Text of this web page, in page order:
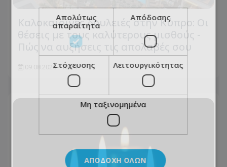
Καλοκαιρινές δουλειές στην Κύπρο: Οι
θέσεις με τους καλύτερους μισθούς -
Πώς να αυξήσεις τις απολαβές σου
09.08.2026 - 10:24
Απολύτως
απαραίτητα
Απόδοσης
Στόχευσης Λειτουργικότητας
Μη ταξινομημένα
ΑΠΟΔΟΧΉ ΌΛΩΝ